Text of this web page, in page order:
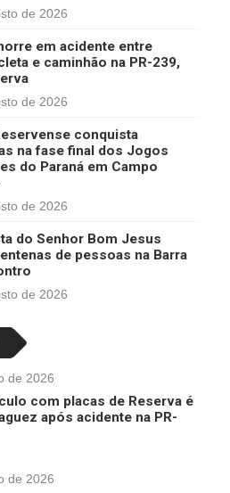
de 2026
em acidente entre
e caminhão na PR-239,
de 2026
conquista
na fase final dos Jogos
do Paraná em Campo
de 2026
do Senhor Bom Jesus
de pessoas na Barra
de 2026
de 2026
com placas de Reserva é
após acidente na PR-
de 2026